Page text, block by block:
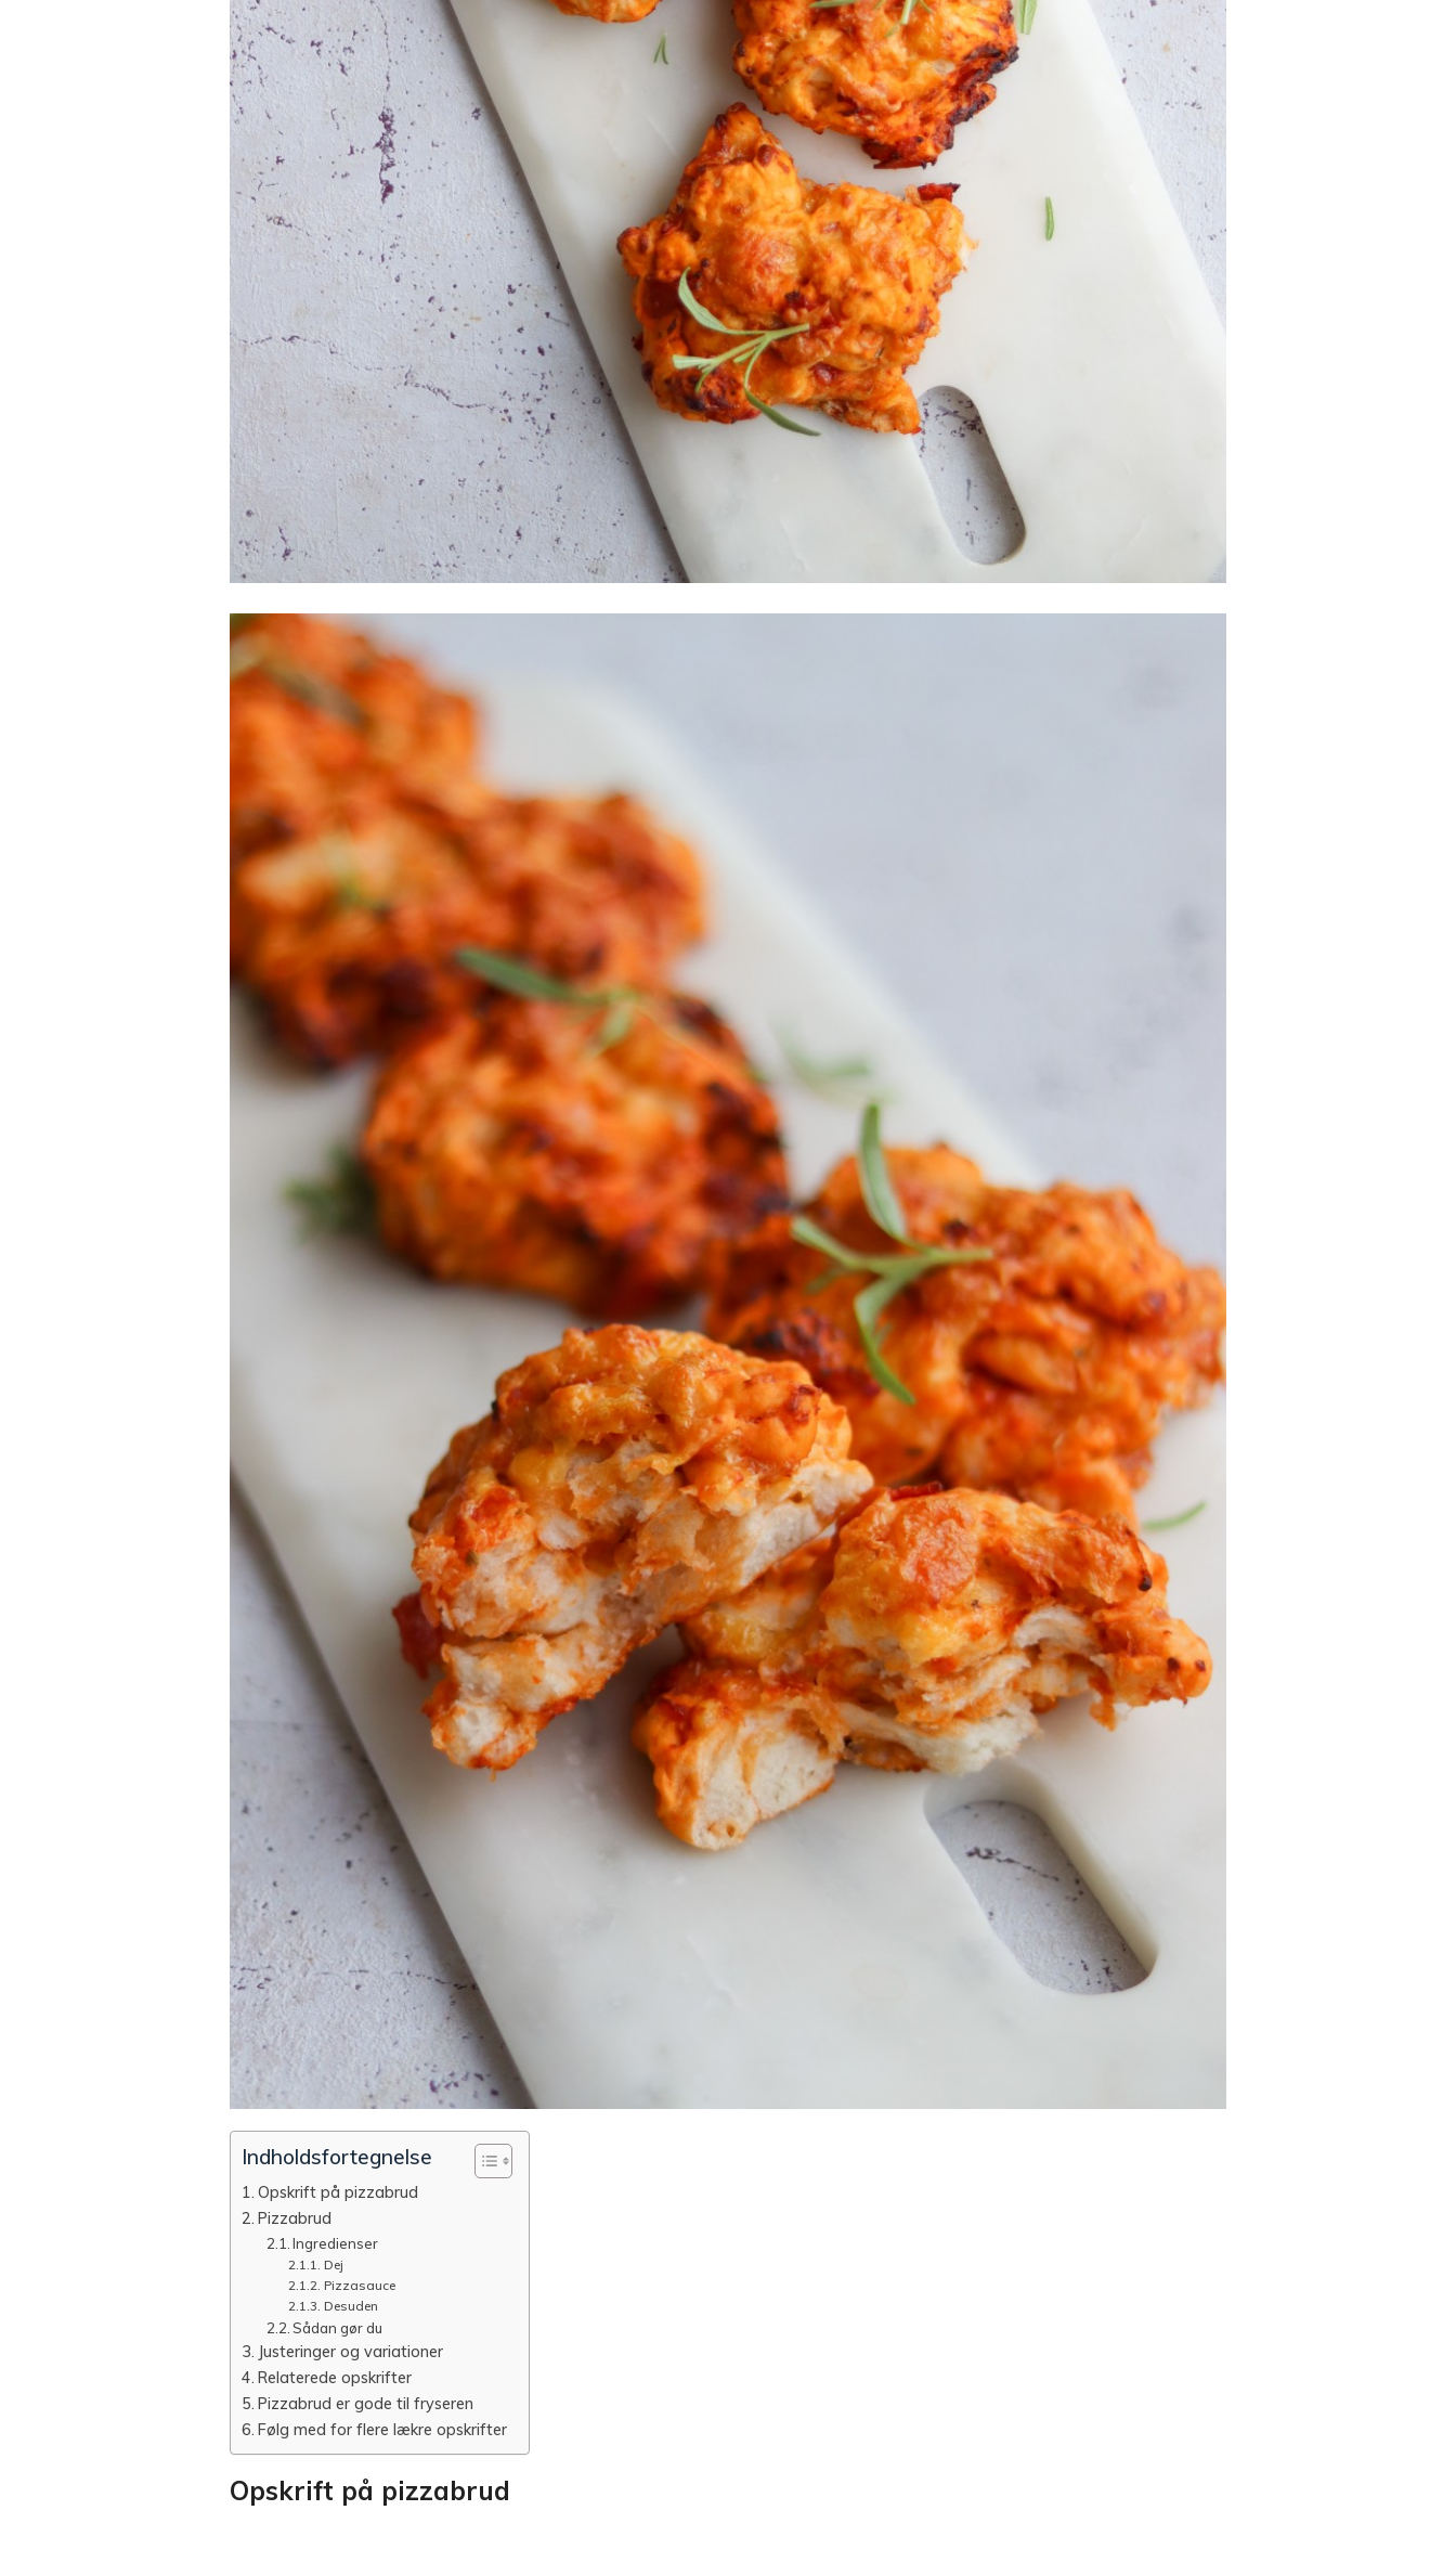
Indholdsfortegnelse
Opskrift på pizzabrud
Pizzabrud
Ingredienser
Dej
Pizzasauce
Desuden
Sådan gør du
Justeringer og variationer
Relaterede opskrifter
Pizzabrud er gode til fryseren
Følg med for flere lækre opskrifter
Opskrift på pizzabrud